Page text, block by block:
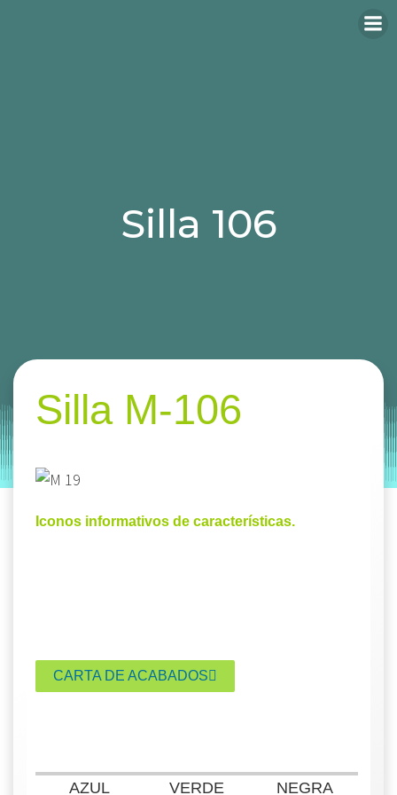
Silla 106
by Entorno | on diciembre 10, 2019
Silla M-106
Iconos informativos de características.
CARTA DE ACABADOS
AZUL VERDE NEGRA